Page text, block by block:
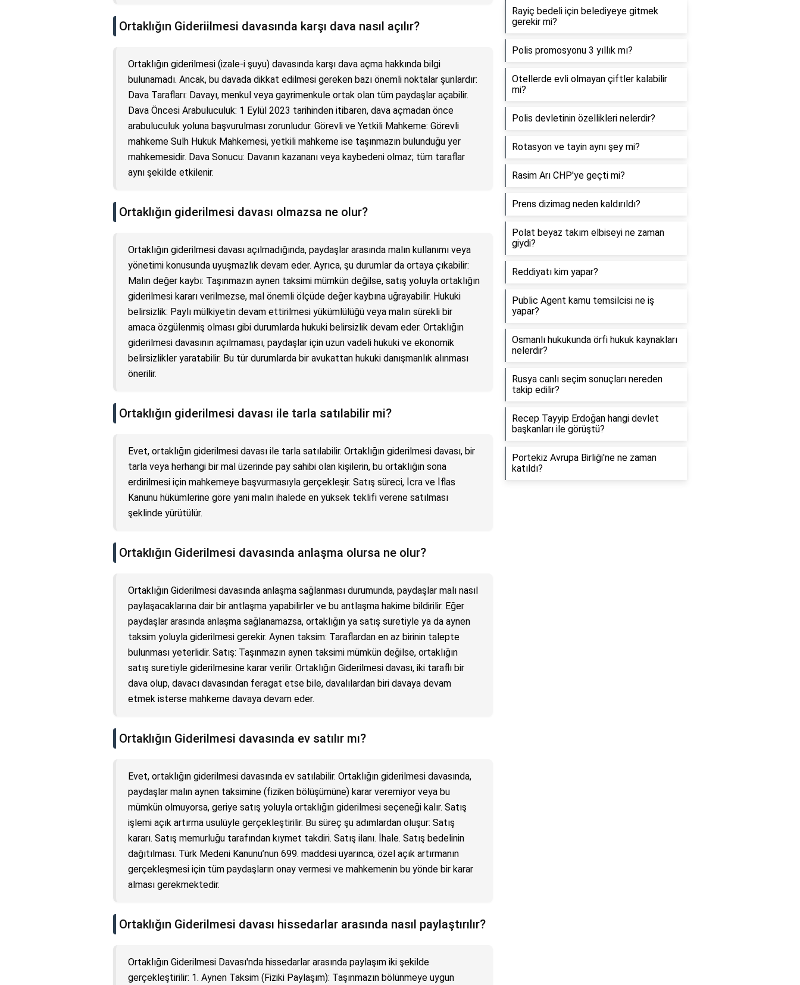
Ortaklığın Gideriilmesi davasında karşı dava nasıl açılır?
Ortaklığın giderilmesi (izale-i şuyu) davasında karşı dava açma hakkında bilgi
bulunamadı. Ancak, bu davada dikkat edilmesi gereken bazı önemli noktalar şunlardır:
Dava Tarafları: Davayı, menkul veya gayrimenkule ortak olan tüm paydaşlar açabilir.
Dava Öncesi Arabuluculuk: 1 Eylül 2023 tarihinden itibaren, dava açmadan önce
arabuluculuk yoluna başvurulması zorunludur. Görevli ve Yetkili Mahkeme: Görevli
mahkeme Sulh Hukuk Mahkemesi, yetkili mahkeme ise taşınmazın bulunduğu yer
mahkemesidir. Dava Sonucu: Davanın kazananı veya kaybedeni olmaz; tüm taraflar
aynı şekilde etkilenir.
Ortaklığın giderilmesi davası olmazsa ne olur?
Ortaklığın giderilmesi davası açılmadığında, paydaşlar arasında malın kullanımı veya
yönetimi konusunda uyuşmazlık devam eder. Ayrıca, şu durumlar da ortaya çıkabilir:
Malın değer kaybı: Taşınmazın aynen taksimi mümkün değilse, satış yoluyla ortaklığın
giderilmesi kararı verilmezse, mal önemli ölçüde değer kaybına uğrayabilir. Hukuki
belirsizlik: Paylı mülkiyetin devam ettirilmesi yükümlülüğü veya malın sürekli bir
amaca özgülenmiş olması gibi durumlarda hukuki belirsizlik devam eder. Ortaklığın
giderilmesi davasının açılmaması, paydaşlar için uzun vadeli hukuki ve ekonomik
belirsizlikler yaratabilir. Bu tür durumlarda bir avukattan hukuki danışmanlık alınması
önerilir.
Ortaklığın giderilmesi davası ile tarla satılabilir mi?
Evet, ortaklığın giderilmesi davası ile tarla satılabilir. Ortaklığın giderilmesi davası, bir
tarla veya herhangi bir mal üzerinde pay sahibi olan kişilerin, bu ortaklığın sona
erdirilmesi için mahkemeye başvurmasıyla gerçekleşir. Satış süreci, İcra ve İflas
Kanunu hükümlerine göre yani malın ihalede en yüksek teklifi verene satılması
şeklinde yürütülür.
Ortaklığın Giderilmesi davasında anlaşma olursa ne olur?
Ortaklığın Giderilmesi davasında anlaşma sağlanması durumunda, paydaşlar malı nasıl
paylaşacaklarına dair bir antlaşma yapabilirler ve bu antlaşma hakime bildirilir. Eğer
paydaşlar arasında anlaşma sağlanamazsa, ortaklığın ya satış suretiyle ya da aynen
taksim yoluyla giderilmesi gerekir. Aynen taksim: Taraflardan en az birinin talepte
bulunması yeterlidir. Satış: Taşınmazın aynen taksimi mümkün değilse, ortaklığın
satış suretiyle giderilmesine karar verilir. Ortaklığın Giderilmesi davası, iki taraflı bir
dava olup, davacı davasından feragat etse bile, davalılardan biri davaya devam
etmek isterse mahkeme davaya devam eder.
Ortaklığın Giderilmesi davasında ev satılır mı?
Evet, ortaklığın giderilmesi davasında ev satılabilir. Ortaklığın giderilmesi davasında,
paydaşlar malın aynen taksimine (fiziken bölüşümüne) karar veremiyor veya bu
mümkün olmuyorsa, geriye satış yoluyla ortaklığın giderilmesi seçeneği kalır. Satış
işlemi açık artırma usulüyle gerçekleştirilir. Bu süreç şu adımlardan oluşur: Satış
kararı. Satış memurluğu tarafından kıymet takdiri. Satış ilanı. İhale. Satış bedelinin
dağıtılması. Türk Medeni Kanunu’nun 699. maddesi uyarınca, özel açık artırmanın
gerçekleşmesi için tüm paydaşların onay vermesi ve mahkemenin bu yönde bir karar
alması gerekmektedir.
Ortaklığın Giderilmesi davası hissedarlar arasında nasıl paylaştırılır?
Ortaklığın Giderilmesi Davası'nda hissedarlar arasında paylaşım iki şekilde
gerçekleştirilir: 1. Aynen Taksim (Fiziki Paylaşım): Taşınmazın bölünmeye uygun
Rayiç bedeli için belediyeye gitmek
gerekir mi?
Polis promosyonu 3 yıllık mı?
Otellerde evli olmayan çiftler kalabilir
mi?
Polis devletinin özellikleri nelerdir?
Rotasyon ve tayin aynı şey mi?
Rasim Arı CHP'ye geçti mi?
Prens dizimag neden kaldırıldı?
Polat beyaz takım elbiseyi ne zaman
giydi?
Reddiyatı kim yapar?
Public Agent kamu temsilcisi ne iş
yapar?
Osmanlı hukukunda örfi hukuk kaynakları
nelerdir?
Rusya canlı seçim sonuçları nereden
takip edilir?
Recep Tayyip Erdoğan hangi devlet
başkanları ile görüştü?
Portekiz Avrupa Birliği'ne ne zaman
katıldı?